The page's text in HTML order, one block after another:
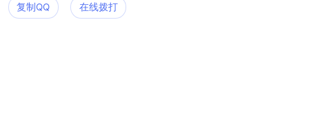
复制QQ 在线拨打